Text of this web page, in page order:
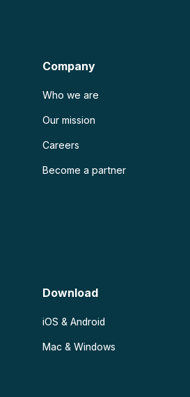
Company
Who we are
Our mission
Careers
Become a partner
Download
iOS & Android
Mac & Windows